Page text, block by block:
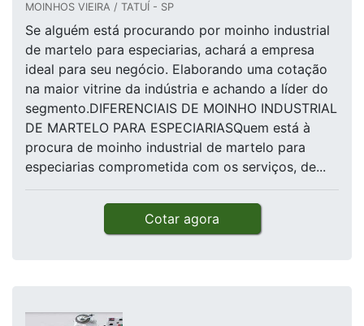
MOINHOS VIEIRA / TATUÍ - SP
Se alguém está procurando por moinho industrial
de martelo para especiarias, achará a empresa
ideal para seu negócio. Elaborando uma cotação
na maior vitrine da indústria e achando a líder do
segmento.DIFERENCIAIS DE MOINHO INDUSTRIAL
DE MARTELO PARA ESPECIARIASQuem está à
procura de moinho industrial de martelo para
especiarias comprometida com os serviços, de...
Cotar agora